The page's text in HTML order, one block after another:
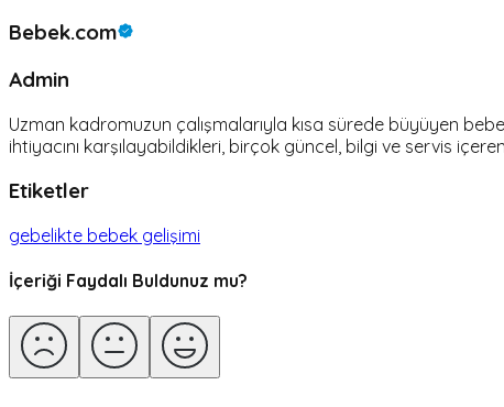
Bebek.com
Admin
Uzman kadromuzun çalışmalarıyla kısa sürede büyüyen
ihtiyacını karşılayabildikleri, birçok güncel, bilgi ve servis
Etiketler
gebelikte bebek gelişimi
İçeriği Faydalı Buldunuz mu?